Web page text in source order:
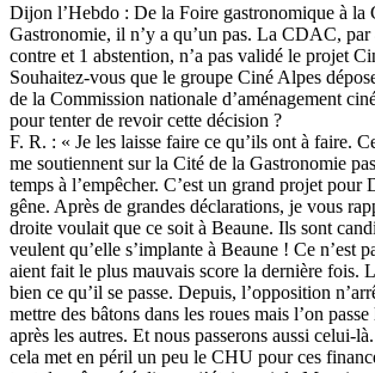
Dijon l’Hebdo : De la Foire gastronomique à la
Gastronomie, il n’y a qu’un pas. La CDAC,
contre et 1 abstention, n’a pas validé le projet
Souhaitez-vous que le groupe Ciné Alpes
de la Commission nationale d’aménagement
pour tenter de revoir cette décision ?
F. R. : « Je les laisse faire ce qu’ils ont à faire.
me soutiennent sur la Cité de la Gastronomie
temps à l’empêcher. C’est un grand projet pour
gêne. Après de grandes déclarations, je vous
droite voulait que ce soit à Beaune. Ils sont
veulent qu’elle s’implante à Beaune ! Ce n’est
aient fait le plus mauvais score la dernière fois.
bien ce qu’il se passe. Depuis, l’opposition
mettre des bâtons dans les roues mais l’on
après les autres. Et nous passerons aussi celui-
cela met en péril un peu le CHU pour ces